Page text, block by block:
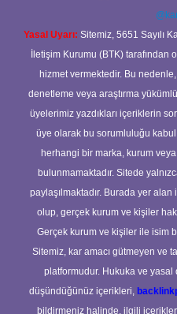
Yasal Uyarı: Sitemiz, 5651 Sayılı
İletişim Kurumu (BTK) tarafından
hizmet vermektedir. Bu
denetleme veya araştırma
üyelerimiz yazdıkları içeriklerin
üye olarak bu sorumluluğu kabul
herhangi bir marka, kurum
bulunmamaktadır. Sitede
paylaşılmaktadır. Burada yer
olup, gerçek kurum ve kişiler
Gerçek kurum ve kişiler ile isim
Sitemiz, kar amacı gütmeyen ve
platformudur. Hukuka ve yasal
düşündüğünüz içerikleri,
bildirmeniz halinde, ilgili